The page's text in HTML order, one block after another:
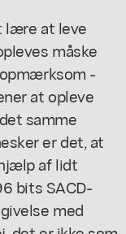
lære at leve
måske
-
at opleve
samme
er det, at
af lidt
bits SACD-
med